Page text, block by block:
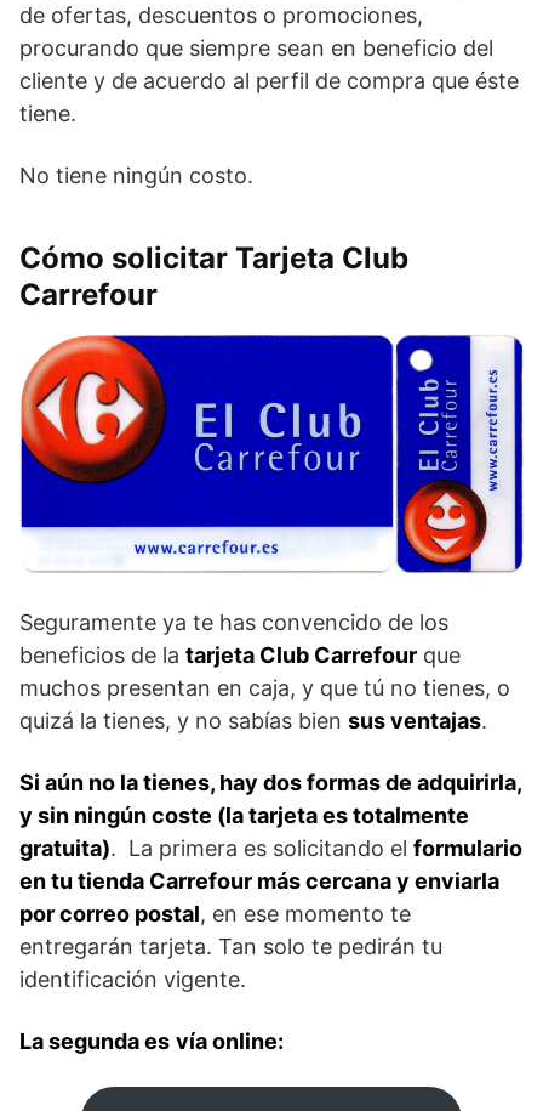
de ofertas, descuentos o promociones,
procurando que siempre sean en beneficio del
cliente y de acuerdo al perfil de compra que éste
tiene.
No tiene ningún costo.
Cómo solicitar Tarjeta Club
Carrefour
Seguramente ya te has convencido de los
beneficios de la tarjeta Club Carrefour que
muchos presentan en caja, y que tú no tienes, o
quizá la tienes, y no sabías bien sus ventajas.
Si aún no la tienes, hay dos formas de adquirirla,
y sin ningún coste (la tarjeta es totalmente
gratuita). La primera es solicitando el formulario
en tu tienda Carrefour más cercana y enviarla
por correo postal, en ese momento te
entregarán tarjeta. Tan solo te pedirán tu
identificación vigente.
La segunda es vía online: